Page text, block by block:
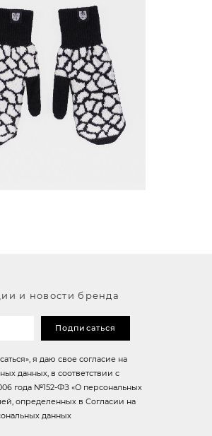
CULT ЧЕРНЫЙ/БЕЛЫЙ
374 ₽
ЦВЕТ
ЧЕРНЫЙ/БЕЛЫЙ
ОДЕЖДЫ / ИЗДЕЛИЯ
28СМ, ШИРИНА 8,5СМ)
26СМ, ШИРИНА 8,5СМ)
и новости бренда
Подписаться
я даю свое согласие на
данных, в соответствии с
года №152-ФЗ «О персональных
определенных в Согласии на
данных